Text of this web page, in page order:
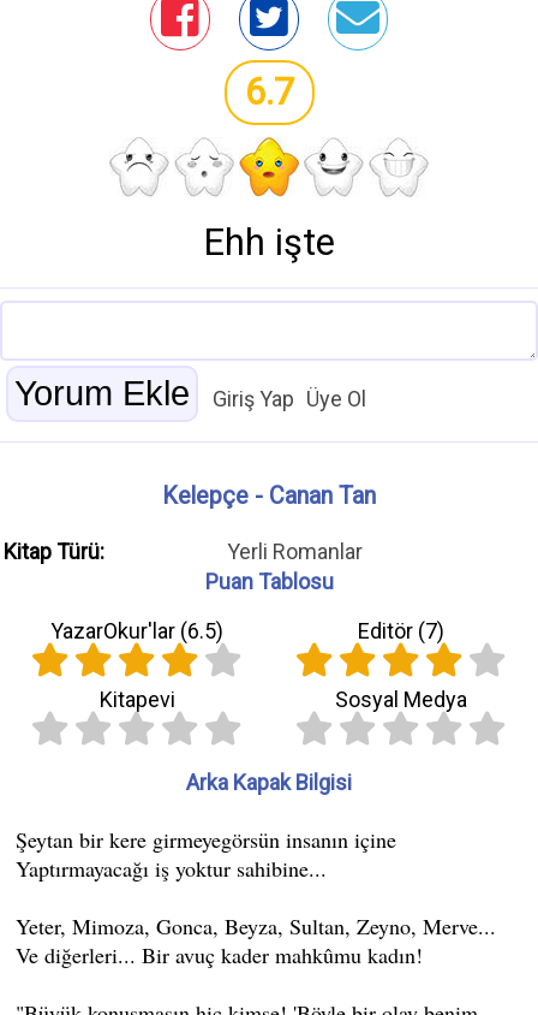
6.7
Ehh işte
Giriş Yap Üye Ol
Kelepçe - Canan Tan
Kitap Türü:
Yerli Romanlar
Puan Tablosu
YazarOkur'lar (6.5) Editör (7)
Kitapevi Sosyal Medya
Arka Kapak Bilgisi